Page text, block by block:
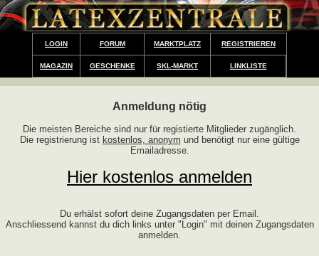
LOGIN FORUM MARKTPLATZ REGISTRIEREN
MAGAZIN GESCHENKE SKL-MARKT LINKLISTE
Anmeldung nötig
Die meisten Bereiche sind nur für registierte Mitglieder zugänglich.
Die registrierung ist kostenlos, anonym und benötigt nur eine gültige
Emailadresse.
Hier kostenlos anmelden
Du erhälst sofort deine Zugangsdaten per Email.
Anschliessend kannst du dich links unter "Login" mit deinen Zugangsdaten
anmelden.